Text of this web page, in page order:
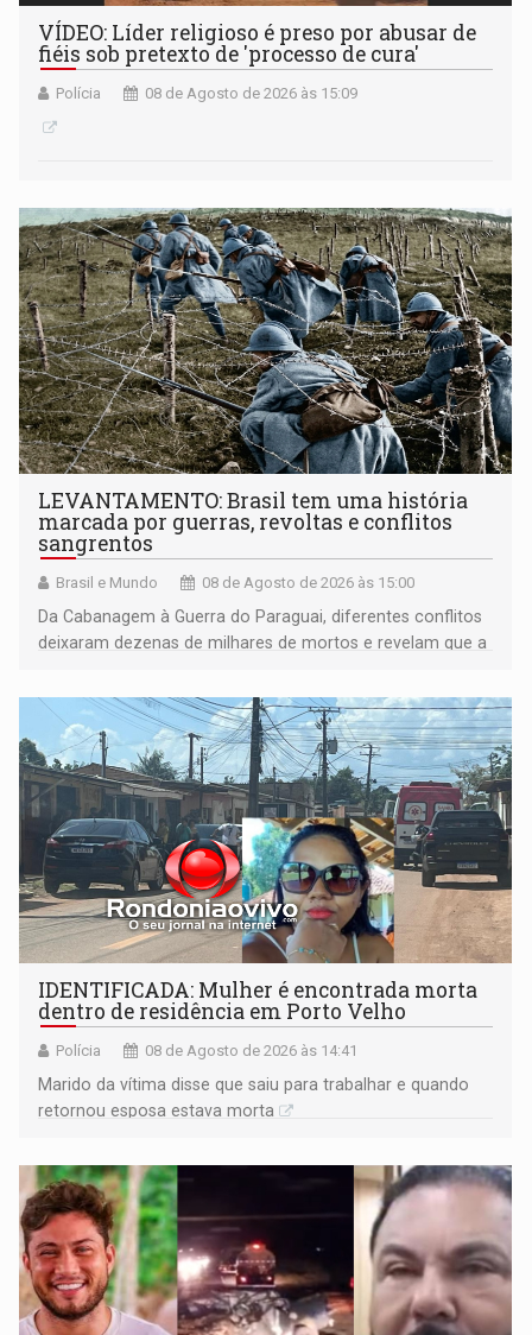
VÍDEO: Líder religioso é preso por abusar de
fiéis sob pretexto de 'processo de cura'
Polícia 08 de Agosto de 2026 às 15:09
LEVANTAMENTO: Brasil tem uma história
marcada por guerras, revoltas e conflitos
sangrentos
Brasil e Mundo 08 de Agosto de 2026 às 15:00
Da Cabanagem à Guerra do Paraguai, diferentes conflitos
deixaram dezenas de milhares de mortos e revelam que a
territoriais e sociais
IDENTIFICADA: Mulher é encontrada morta
dentro de residência em Porto Velho
Polícia 08 de Agosto de 2026 às 14:41
Marido da vítima disse que saiu para trabalhar e quando
retornou esposa estava morta